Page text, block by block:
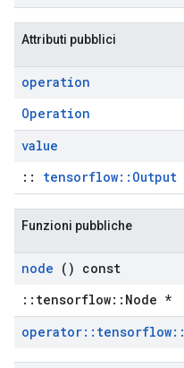
Attributi pubblici
operation
Operation
value
:: tensorflow::Output
Funzioni pubbliche
node () const
::tensorflow::Node *
operator:: tensorflow::